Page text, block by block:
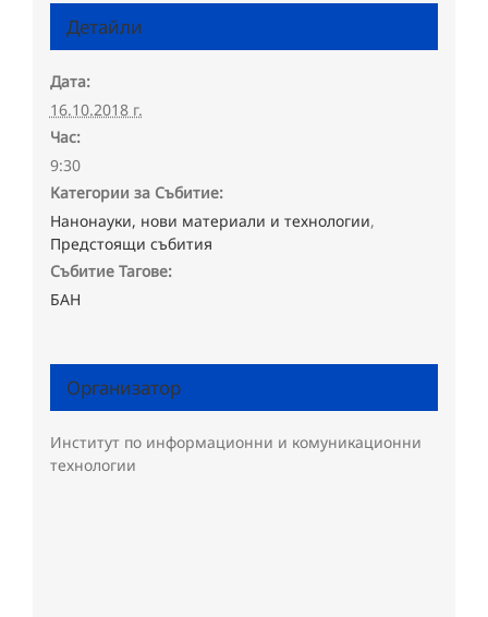
Детайли
Дата:
16.10.2018 г.
Час:
9:30
Категории за Събитие:
Нанонауки, нови материали и технологии,
Предстоящи събития
Събитие Тагове:
БАН
Организатор
Институт по информационни и комуникационни
технологии